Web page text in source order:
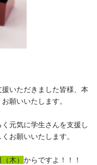
いただきました皆様、本
願いいたします。
元気に学生さんを支援し
お願いいたします。
（木）からですよ！！！